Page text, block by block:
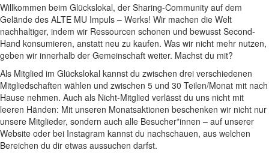
Willkommen beim Glückslokal, der Sharing-Community auf dem
Gelände des ALTE MU Impuls – Werks! Wir machen die Welt
nachhaltiger, indem wir Ressourcen schonen und bewusst Second-
Hand konsumieren, anstatt neu zu kaufen. Was wir nicht mehr nutzen,
geben wir innerhalb der Gemeinschaft weiter. Machst du mit?
Als Mitglied im Glückslokal kannst du zwischen drei verschiedenen
Mitgliedschaften wählen und zwischen 5 und 30 Teilen/Monat mit nach
Hause nehmen. Auch als Nicht-Mitglied verlässt du uns nicht mit
leeren Händen: Mit unseren Monatsaktionen beschenken wir nicht nur
unsere Mitglieder, sondern auch alle Besucher*innen – auf unserer
Website oder bei Instagram kannst du nachschauen, aus welchen
Bereichen du dir etwas aussuchen darfst.